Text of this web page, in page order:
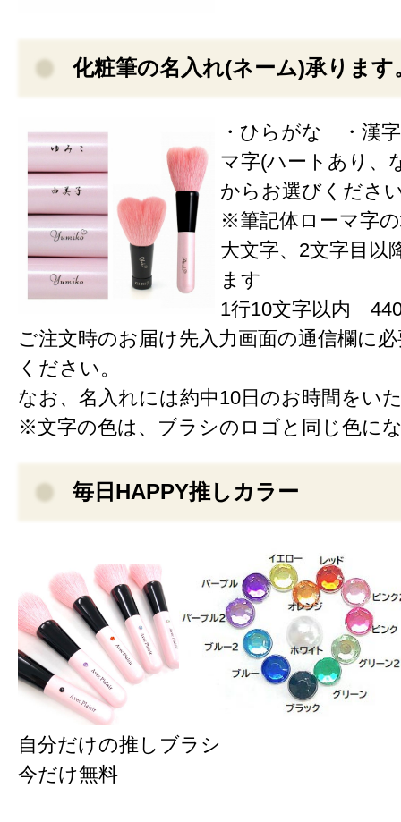
化粧筆の名入れ(ネーム)承ります
・ひらがな ・漢
マ字(ハートあり、
からお選びくださ
※筆記体ローマ字
大文字、2文字目以
ます
1行10文字以内
ご注文時のお届け先入力画面の通信欄に
ください。
なお、名入れには約中10日のお時間をい
※文字の色は、ブラシのロゴと同じ色に
毎日HAPPY推しカラー
自分だけの推しブラシ
今だけ無料